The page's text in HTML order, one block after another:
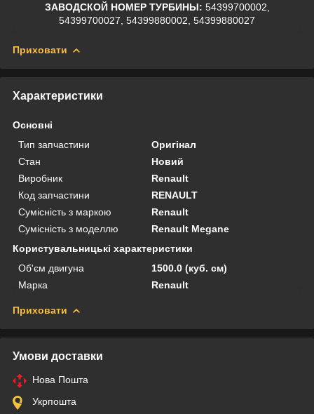
ЗАВОДСКОЙ НОМЕР ТУРБИНЫ: 54399700002,
54399700027, 54399880002, 54399880027
Приховати
Характеристики
Основні
Тип запчастини
Оригінал
Стан
Новий
Виробник
Renault
Код запчастини
RENAULT
Сумісність з маркою
Renault
Сумісність з моделлю
Renault Megane
Користувальницькі характеристики
Об'єм двигуна
1500.0 (куб. см)
Марка
Renault
Приховати
Умови доставки
Нова Пошта
Укрпошта